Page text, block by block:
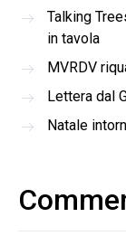
Talking
in tavola
MVRDV
Lettera dal
Natale